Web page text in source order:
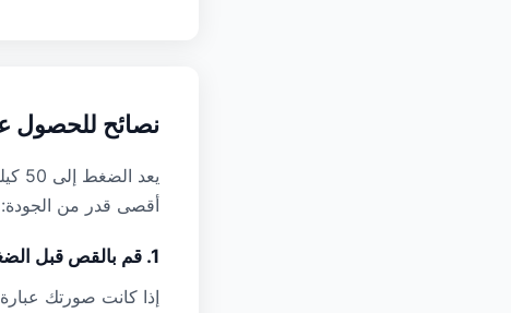
نصائح للحصول على
أقصى قدر من الجودة:
1. قم بالقص قبل الضغط
إذا كانت صورتك